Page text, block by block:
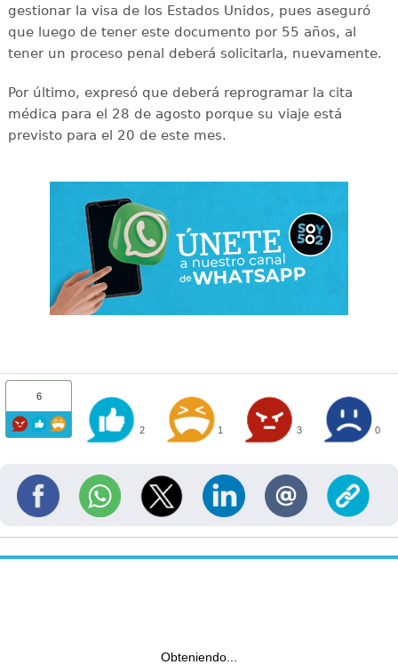
gestionar la visa de los Estados Unidos, pues aseguró
que luego de tener este documento por 55 años, al
tener un proceso penal deberá solicitarla, nuevamente.
Por último, expresó que deberá reprogramar la cita
médica para el 28 de agosto porque su viaje está
previsto para el 20 de este mes.
6
2 1 3 0
Obteniendo...